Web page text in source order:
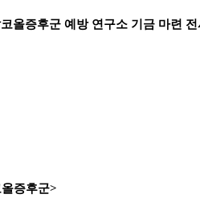
올증후군 예방 연구소 기금 마련
증후군>